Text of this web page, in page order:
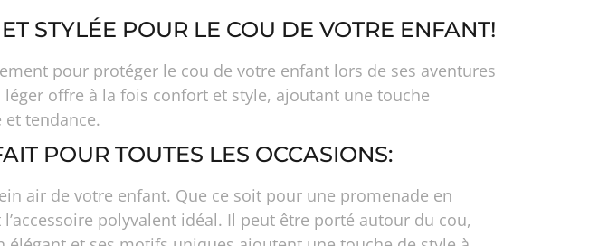
STYLÉE POUR LE COU DE VOTRE ENFANT!
pour protéger le cou de votre enfant lors de ses aventures
offre à la fois confort et style, ajoutant une touche
et tendance.
POUR TOUTES LES OCCASIONS:
air de votre enfant. Que ce soit pour une promenade en
polyvalent idéal. Il peut être porté autour du cou,